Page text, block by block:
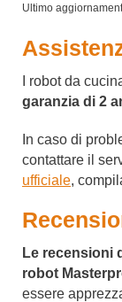
Ultimo
I robot da
garanzia di 2
In caso di
contattare il
ufficiale,
Le recensioni
robot
essere